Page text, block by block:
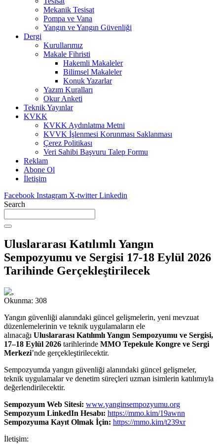
Mekanik Tesisat
Pompa ve Vana
Yangın ve Yangın Güvenliği
Dergi
Kurullarımız
Makale Fihristi
Hakemli Makaleler
Bilimsel Makaleler
Konuk Yazarlar
Yazım Kuralları
Okur Anketi
Teknik Yayınlar
KVKK
KVKK Aydınlatma Metni
KVVK İşlenmesi Korunması Saklanması
Çerez Politikası
Veri Sahibi Başvuru Talep Formu
Reklam
Abone Ol
İletişim
Facebook Instagram X-twitter Linkedin
Search
Uluslararası Katılımlı Yangın
Sempozyumu ve Sergisi 17-18 Eylül 2026
Tarihinde Gerçekleştirilecek
Okunma: 308
Yangın güvenliği alanındaki güncel gelişmelerin, yeni mevzuat
düzenlemelerinin ve teknik uygulamaların ele
alınacağı Uluslararası Katılımlı Yangın Sempozyumu ve Sergisi,
17–18 Eylül 2026 tarihlerinde MMO Tepekule Kongre ve Sergi
Merkezi’nde gerçekleştirilecektir.
Sempozyumda yangın güvenliği alanındaki güncel gelişmeler,
teknik uygulamalar ve denetim süreçleri uzman isimlerin katılımıyla
değerlendirilecektir.
Sempozyum Web Sitesi: www.yanginsempozyumu.org
Sempozyum LinkedIn Hesabı: https://mmo.kim/19awnn
Sempozyuma Kayıt Olmak İçin: https://mmo.kim/t239xr
İletişim: